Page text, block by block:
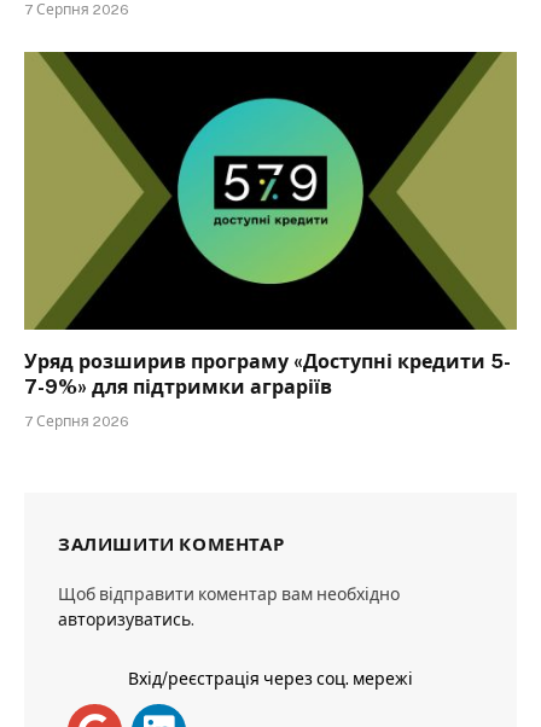
7 Серпня 2026
Уряд розширив програму «Доступні кредити 5-
7-9%» для підтримки аграріїв
7 Серпня 2026
ЗАЛИШИТИ КОМЕНТАР
Щоб відправити коментар вам необхідно
авторизуватись.
Вхід/реєстрація через соц. мережі